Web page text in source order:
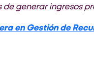
generar ingresos
en Gestión de